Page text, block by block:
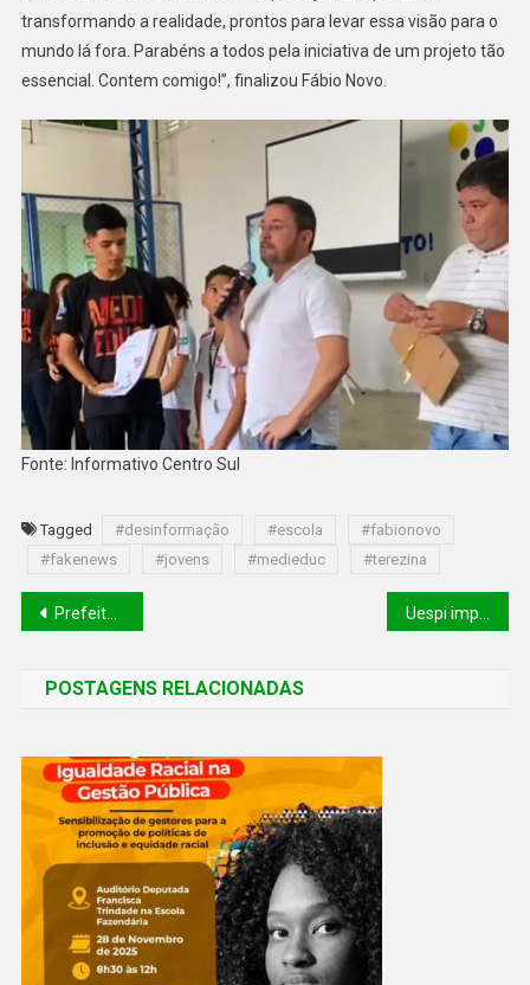
transformando a realidade, prontos para levar essa visão para o
mundo lá fora. Parabéns a todos pela iniciativa de um projeto tão
essencial. Contem comigo!”, finalizou Fábio Novo.
Fonte: Informativo Centro Sul
Tagged #desinformação #escola
#fabionovo
#fakenews
#jovens #medieduc #terezina
Prefeito Dr. Pessoa leva programa Teresina Cuida de Você ao Real Copagre
POSTAGENS RELACIONADAS